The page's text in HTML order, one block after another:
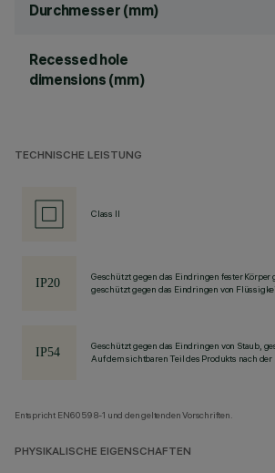
Durchmesser (mm)
Recessed hole
dimensions (mm)
TECHNISCHE LEISTUNG
Class II
Geschützt gegen das Eindringen fester Körper
geschützt gegen das Eindringen von
Geschützt gegen das Eindringen von Staub,
Auf dem sichtbaren Teil des Produkts nach
Entspricht EN60598-1 und den geltenden Vorschriften.
PHYSIKALISCHE EIGENSCHAFTEN